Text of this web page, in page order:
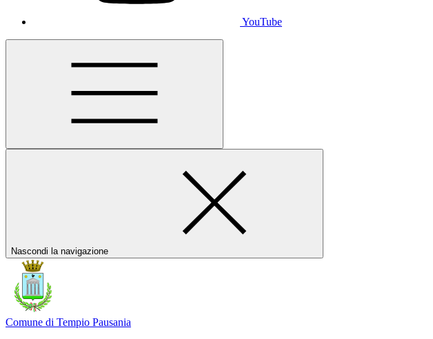
YouTube
Nascondi la navigazione
Comune di Tempio Pausania